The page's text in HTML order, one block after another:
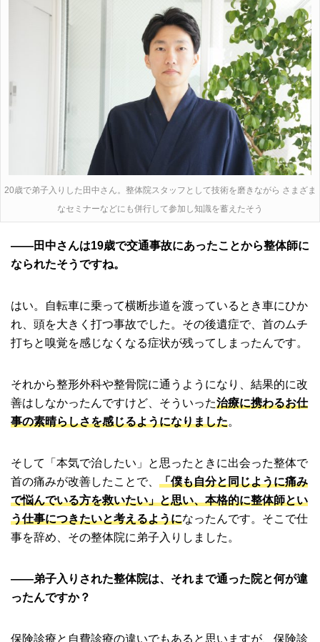
20歳で弟子入りした田中さん。整体院スタッフとして技術を磨きながら さまざま
なセミナーなどにも併行して参加し知識を蓄えたそう
――田中さんは19歳で交通事故にあったことから整体師に
なられたそうですね。
はい。自転車に乗って横断歩道を渡っているとき車にひか
れ、頭を大きく打つ事故でした。その後遺症で、首のムチ
打ちと嗅覚を感じなくなる症状が残ってしまったんです。
それから整形外科や整骨院に通うようになり、結果的に改
善はしなかったんですけど、そういった治療に携わるお仕
事の素晴らしさを感じるようになりました。
そして「本気で治したい」と思ったときに出会った整体で
首の痛みが改善したことで、 「僕も自分と同じように痛み
で悩んでいる方を救いたい」と思い、本格的に整体師とい
う仕事につきたいと考えるようになったんです。そこで仕
事を辞め、その整体院に弟子入りしました。
――弟子入りされた整体院は、それまで通った院と何が違
ったんですか？
保険診療と自費診療の違いでもあると思いますが、保険診